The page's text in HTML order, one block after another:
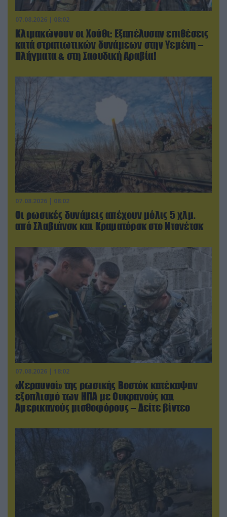
07.08.2026 | 08:02
Κλιμακώνουν οι Χούθι: Eξαπέλυσαν επιθέσεις
κατά στρατιωτικών δυνάμεων στην Υεμένη –
Πλήγματα & στη Σαουδική Αραβία!
07.08.2026 | 08:02
Οι ρωσικές δυνάμεις απέχουν μόλις 5 χλμ.
από Σλαβιάνσκ και Κραματόρσκ στο Ντονέτσκ
07.08.2026 | 18:02
«Κεραυνοί» της ρωσικής Βοστόκ κατέκαψαν
εξοπλισμό των ΗΠΑ με Ουκρανούς και
Αμερικανούς μισθοφόρους – Δείτε βίντεο